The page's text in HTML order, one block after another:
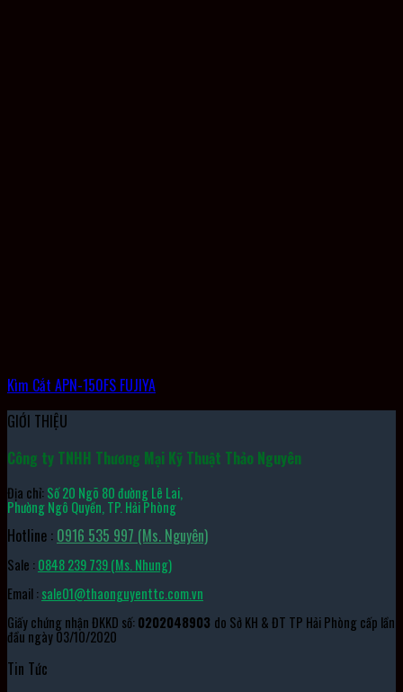
Kìm Cắt APN-150FS FUJIYA
GIỚI THIỆU
Công ty TNHH Thương Mại Kỹ Thuật Thảo Nguyên
Địa chỉ:Số 20 Ngõ 80 đường Lê Lai,
Phường Ngô Quyền, TP. Hải Phòng
Hotline : 0916 535 997 (Ms. Nguyên)
Sale :0848 239 739 (Ms. Nhung)
Email :sale01@thaonguyenttc.com.vn
Giấy chứng nhận ĐKKD số:0202048903 do Sở KH & ĐT TP Hải Phòng cấp lần
đầu ngày 03/10/2020
Tin Tức